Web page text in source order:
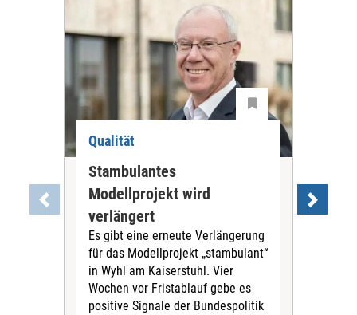
Qualität
Stambulantes
Modellprojekt wird
verlängert
Es gibt eine erneute Verlängerung
für das Modellprojekt „stambulant“
in Wyhl am Kaiserstuhl. Vier
Wochen vor Fristablauf gebe es
positive Signale der Bundespolitik